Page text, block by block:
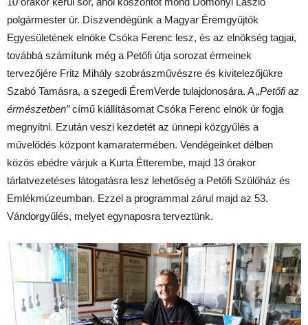
polgármester úr. Díszvendégünk a Magyar Éremgyűjtők
Egyesületének elnöke Csóka Ferenc lesz, és az elnökség tagjai,
továbbá számítunk még a Petőfi útja sorozat érmeinek
tervezőjére Fritz Mihály szobrászművészre és kivitelezőjükre
Szabó Tamásra, a szegedi ÉremVerde tulajdonosára. A„Petőfi az
érmészetben”című kiállításomat Csóka Ferenc elnök úr fogja
megnyitni. Ezután veszi kezdetét az ünnepi közgyűlés a
művelődés központ kamaratermében. Vendégeinket délben
közös ebédre várjuk a Kurta Étterembe, majd 13 órakor
tárlatvezetéses látogatásra lesz lehetőség a Petőfi Szülőház és
Emlékmúzeumban. Ezzel a programmal zárul majd az 53.
Vándorgyűlés, melyet egynaposra terveztünk.